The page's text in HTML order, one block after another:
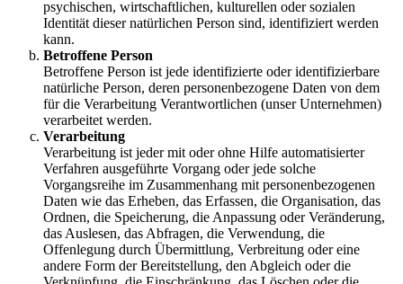
psychischen, wirtschaftlichen, kulturellen oder sozialen
Identität dieser natürlichen Person sind, identifiziert werden
kann.
Betroffene Person
Betroffene Person ist jede identifizierte oder identifizierbare
natürliche Person, deren personenbezogene Daten von dem
für die Verarbeitung Verantwortlichen (unser Unternehmen)
verarbeitet werden.
Verarbeitung
Verarbeitung ist jeder mit oder ohne Hilfe automatisierter
Verfahren ausgeführte Vorgang oder jede solche
Vorgangsreihe im Zusammenhang mit personenbezogenen
Daten wie das Erheben, das Erfassen, die Organisation, das
Ordnen, die Speicherung, die Anpassung oder Veränderung,
das Auslesen, das Abfragen, die Verwendung, die
Offenlegung durch Übermittlung, Verbreitung oder eine
andere Form der Bereitstellung, den Abgleich oder die